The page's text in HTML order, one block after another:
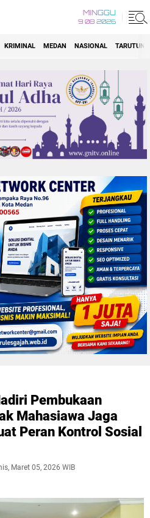
MINGGU
9 08 2026
KRIMINAL MEDAN NASIONAL TARUTUNG
Pembukaan
Mahasiawa Jaga
Peran Kontrol Sosial
Maret 05, 2026 WIB